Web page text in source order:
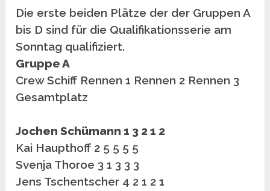
Die erste beiden Plätze der der Gruppen A
bis D sind für die Qualifikationsserie am
Sonntag qualifiziert.
Gruppe A
Crew Schiff Rennen 1 Rennen 2 Rennen 3
Gesamtplatz
Jochen Schümann 1 3 2 1 2
Kai Haupthoff 2 5 5 5 5
Svenja Thoroe 3 1 3 3 3
Jens Tschentscher 4 2 1 2 1